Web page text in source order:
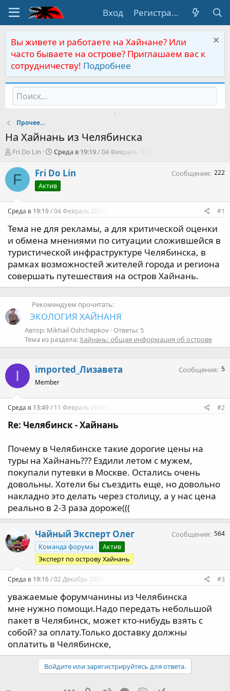
Вход Регистрация
Вы живете и работаете на Хайнане? Или
часто бываете на острове? Приглашаем вас к
сотрудничеству! Подробнее
Прочее...
На Хайнань из Челябинска
А
т
о
р
м
ы
Fri Do Lin
Д
т
а
н
ч
а
л
а
Среда в 19:19 / 04 Февраль 2009г.
F Fri Do Lin
Актив
Сообщения 222
Среда в 19:19 / 04 Февраль 2009г. #1
Тема не для рекламы, а для критической оценки
и обмена мнениями по ситуации сложившейся в
туристической инфраструктуре Челябинска, в
рамках возможностей жителей города и региона
совершать путешествия на остров Хайнань.
Рекомендуем прочитать:
ЭКОЛОГИЯ ХАЙНАНЯ
Автор: Mikhail Oshchepkov Ответы: 5
Тема из раздела:Хайнань: общая информация об острове
I imported_Лизавета
Member
Сообщения 5
Среда в 13:49 / 11 Февраль 2009г. #2
Re: Челябинск - Хайнань
Почему в Челябинске такие дорогие цены на
туры на Хайнань??? Ездили летом с мужем,
покупали путевки в Москве. Остались очень
довольны. Хотели бы съездить еще, но довольно
накладно это делать через столицу, а у нас цена
реально в 2-3 раза дороже(((
Чайный Эксперт Олег
Команда форума
Актив
Эксперт по острову Хайнань
Сообщения 564
Среда в 19:16 / 02 Декабрь 2009г. #3
уважаемые форумчанины из Челябинска
мне нужно помощи.Надо передать небольшой
пакет в Челябинск, может кто-нибудь взять с
собой? за оплату.Только доставку должны
оплатить в Челябинске,
Войдите или зарегистрируйтесь для ответа.